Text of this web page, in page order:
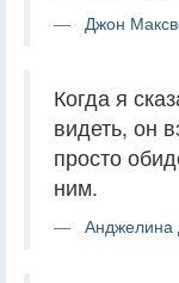
Джон
Когда я
видеть, он
просто
ним.
Анджелина